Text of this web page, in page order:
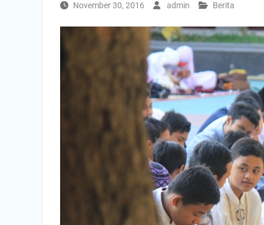
Nasional”
AJARAN 2025/2026
November 30, 2016 admin Berita